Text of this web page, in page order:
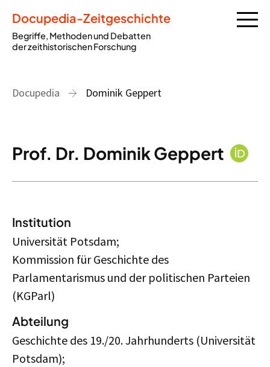
Docupedia-Zeitgeschichte
Begriffe, Methoden und Debatten
der zeithistorischen Forschung
Docupedia Dominik Geppert
Prof. Dr. Dominik Geppert
Institution
Universität Potsdam;
Kommission für Geschichte des
Parlamentarismus und der politischen Parteien
(KGParl)
Abteilung
Geschichte des 19./20. Jahrhunderts (Universität
Potsdam);